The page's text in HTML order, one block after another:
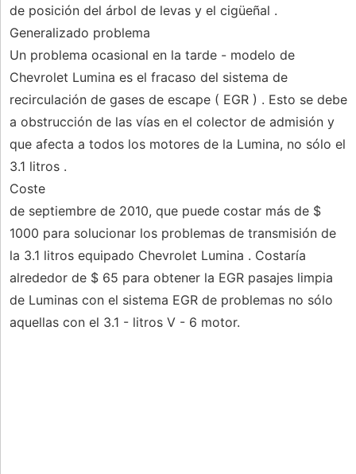
de posición del árbol de levas y el cigüeñal .
Generalizado problema
Un problema ocasional en la tarde - modelo de
Chevrolet Lumina es el fracaso del sistema de
recirculación de gases de escape ( EGR ) . Esto se debe
a obstrucción de las vías en el colector de admisión y
que afecta a todos los motores de la Lumina, no sólo el
3.1 litros .
Coste
de septiembre de 2010, que puede costar más de $
1000 para solucionar los problemas de transmisión de
la 3.1 litros equipado Chevrolet Lumina . Costaría
alrededor de $ 65 para obtener la EGR pasajes limpia
de Luminas con el sistema EGR de problemas no sólo
aquellas con el 3.1 - litros V - 6 motor.